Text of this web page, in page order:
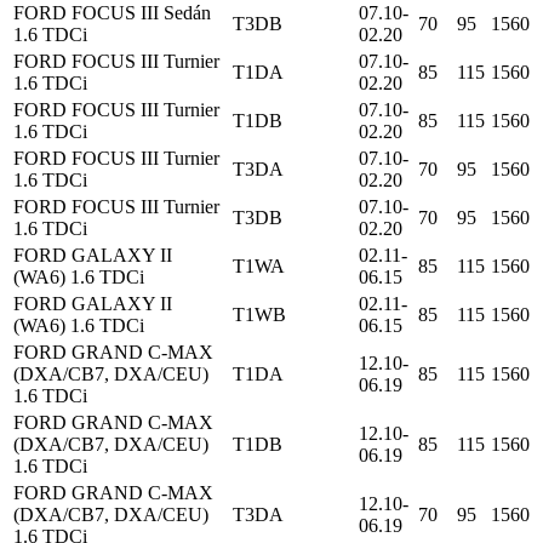
FORD FOCUS III Sedán
1.6 TDCi
T3DB
07.10-
02.20
70 95
1560
FORD FOCUS III Turnier
1.6 TDCi
T1DA
07.10-
02.20
85 115 1560
FORD FOCUS III Turnier
1.6 TDCi
T1DB
07.10-
02.20
85 115 1560
FORD FOCUS III Turnier
1.6 TDCi
T3DA
07.10-
02.20
70 95
1560
FORD FOCUS III Turnier
1.6 TDCi
T3DB
07.10-
02.20
70 95
1560
FORD GALAXY II
(WA6) 1.6 TDCi
T1WA
02.11-
06.15
85 115 1560
FORD GALAXY II
(WA6) 1.6 TDCi
T1WB
02.11-
06.15
85 115 1560
FORD GRAND C-MAX
(DXA/CB7, DXA/CEU)
1.6 TDCi
T1DA
12.10-
06.19
85 115 1560
FORD GRAND C-MAX
(DXA/CB7, DXA/CEU)
1.6 TDCi
T1DB
12.10-
06.19
85 115 1560
FORD GRAND C-MAX
(DXA/CB7, DXA/CEU)
1.6 TDCi
T3DA
12.10-
06.19
70 95 1560